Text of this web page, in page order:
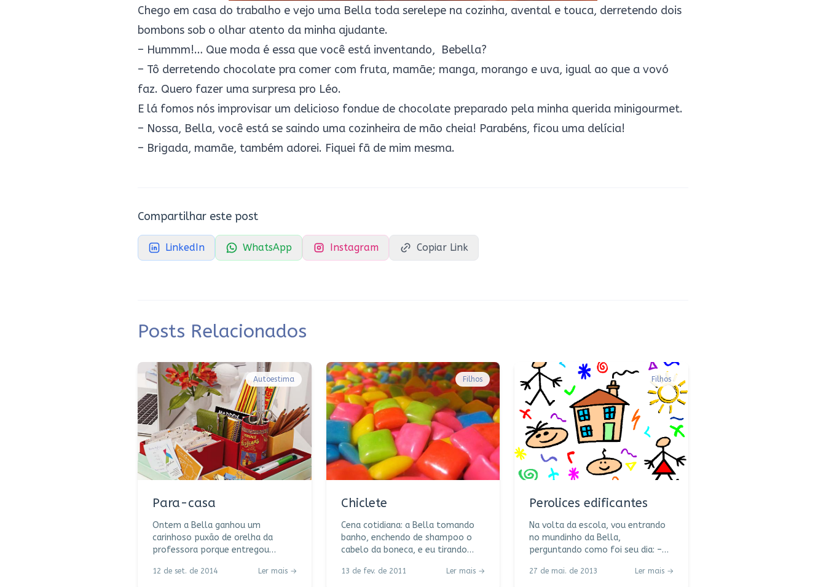
Chego em casa do trabalho e vejo uma Bella toda serelepe na cozinha, avental e touca, derretendo dois
bombons sob o olhar atento da minha ajudante.
– Hummm!… Que moda é essa que você está inventando, Bebella?
– Tô derretendo chocolate pra comer com fruta, mamãe; manga, morango e uva, igual ao que a vovó
faz. Quero fazer uma surpresa pro Léo.
E lá fomos nós improvisar um delicioso fondue de chocolate preparado pela minha querida minigourmet.
– Nossa, Bella, você está se saindo uma cozinheira de mão cheia! Parabéns, ficou uma delícia!
– Brigada, mamãe, também adorei. Fiquei fã de mim mesma.
Compartilhar este post
LinkedIn WhatsApp Instagram Copiar Link
Posts Relacionados
Autoestima
Para-casa
Ontem a Bella ganhou um
carinhoso puxão de orelha da
professora porque entregou
que fazer no recreio. Ela e de
12 de set. de 2014 Ler mais →
Filhos
Chiclete
Cena cotidiana: a Bella tomando
banho, enchendo de shampoo o
cabelo da boneca, e eu tirando
vai, faço aquela clássica
13 de fev. de 2011 Ler mais →
Filhos
Perolices edificantes
Na volta da escola, vou entrando
no mundinho da Bella,
perguntando como foi seu dia: –
aprendeu hoje? – Aprendi a ter
27 de mai. de 2013 Ler mais →